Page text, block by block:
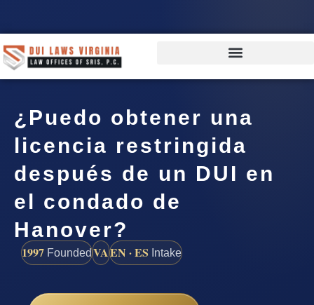
¿Puedo obtener una
licencia restringida
después de un DUI en
el condado de
Hanover?
1997 FoundedVAEN · ES Intake